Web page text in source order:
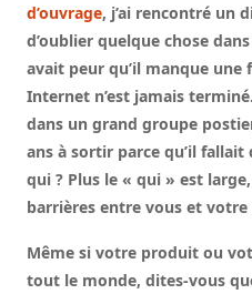
d’ouvrage, j’ai rencontré un
d’oublier quelque chose
avait peur qu’il manque
Internet n’est jamais
dans un grand groupe
ans à sortir parce qu’il
qui ? Plus le « qui » est
barrières entre vous et
Même si votre produit ou
tout le monde, dites-vous